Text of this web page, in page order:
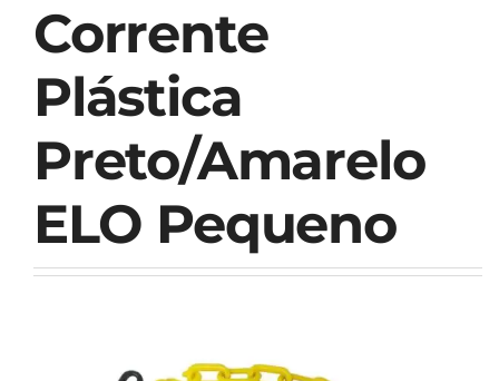
Corrente
Plástica
Preto/Amarelo
ELO Pequeno